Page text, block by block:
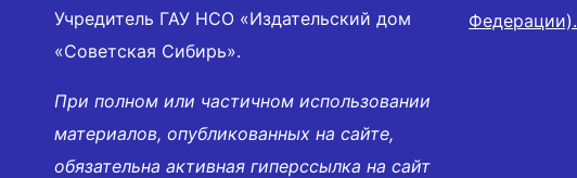
Учредитель ГАУ НСО «Издательский дом
«Советская Сибирь».
При полном или частичном использовании
материалов, опубликованных на сайте,
обязательна активная гиперссылка на сайт
Федерации).